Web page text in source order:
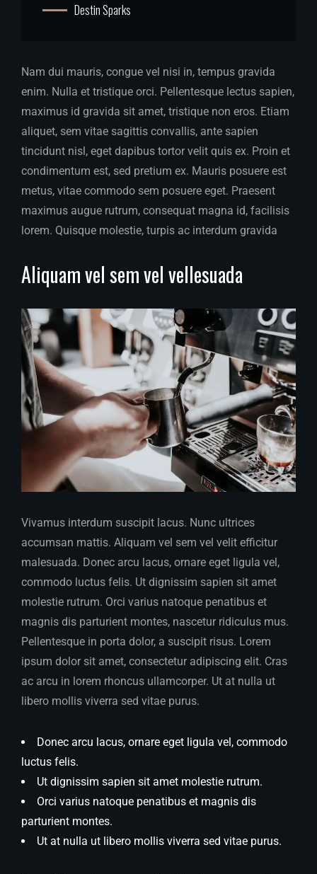
Destin Sparks
Nam dui mauris, congue vel nisi in, tempus gravida
enim. Nulla et tristique orci. Pellentesque lectus sapien,
maximus id gravida sit amet, tristique non eros. Etiam
aliquet, sem vitae sagittis convallis, ante sapien
tincidunt nisl, eget dapibus tortor velit quis ex. Proin et
condimentum est, sed pretium ex. Mauris posuere est
metus, vitae commodo sem posuere eget. Praesent
maximus augue rutrum, consequat magna id, facilisis
lorem. Quisque molestie, turpis ac interdum gravida
Aliquam vel sem vel vellesuada
Vivamus interdum suscipit lacus. Nunc ultrices
accumsan mattis. Aliquam vel sem vel velit efficitur
malesuada. Donec arcu lacus, ornare eget ligula vel,
commodo luctus felis. Ut dignissim sapien sit amet
molestie rutrum. Orci varius natoque penatibus et
magnis dis parturient montes, nascetur ridiculus mus.
Pellentesque in porta dolor, a suscipit risus. Lorem
ipsum dolor sit amet, consectetur adipiscing elit. Cras
ac arcu in lorem rhoncus ullamcorper. Ut at nulla ut
libero mollis viverra sed vitae purus.
Donec arcu lacus, ornare eget ligula vel, commodo
luctus felis.
Ut dignissim sapien sit amet molestie rutrum.
Orci varius natoque penatibus et magnis dis
parturient montes.
Ut at nulla ut libero mollis viverra sed vitae purus.